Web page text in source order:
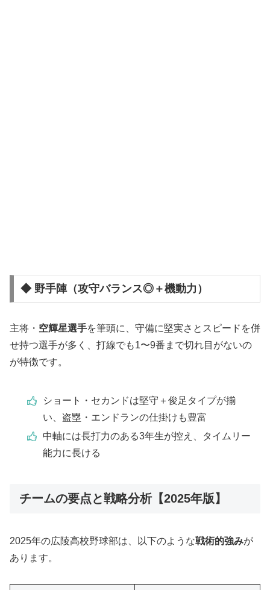
◆ 野手陣（攻守バランス◎＋機動力）
主将・ 空輝星選手を筆頭に、守備に堅実さとスピードを併
せ持つ選手が多く、打線でも1〜9番まで切れ目がないの
が特徴です。
ショート・セカンドは堅守＋俊足タイプが揃
い、盗塁・エンドランの仕掛けも豊富
中軸には長打力のある3年生が控え、タイムリー
能力に長ける
チームの要点と戦略分析【2025年版】
2025年の広陵高校野球部は、以下のような戦術的強みが
あります。